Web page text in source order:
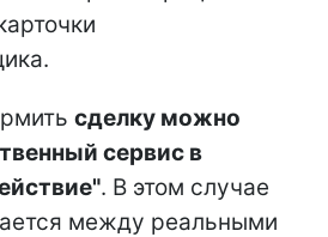
сделку можно
сервис в
. В этом случае
между реальными